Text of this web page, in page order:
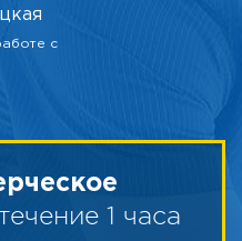
с
1 часа